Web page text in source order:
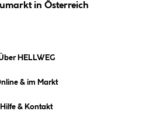
in Österreich
HELLWEG
& im Markt
Hilfe & Kontakt